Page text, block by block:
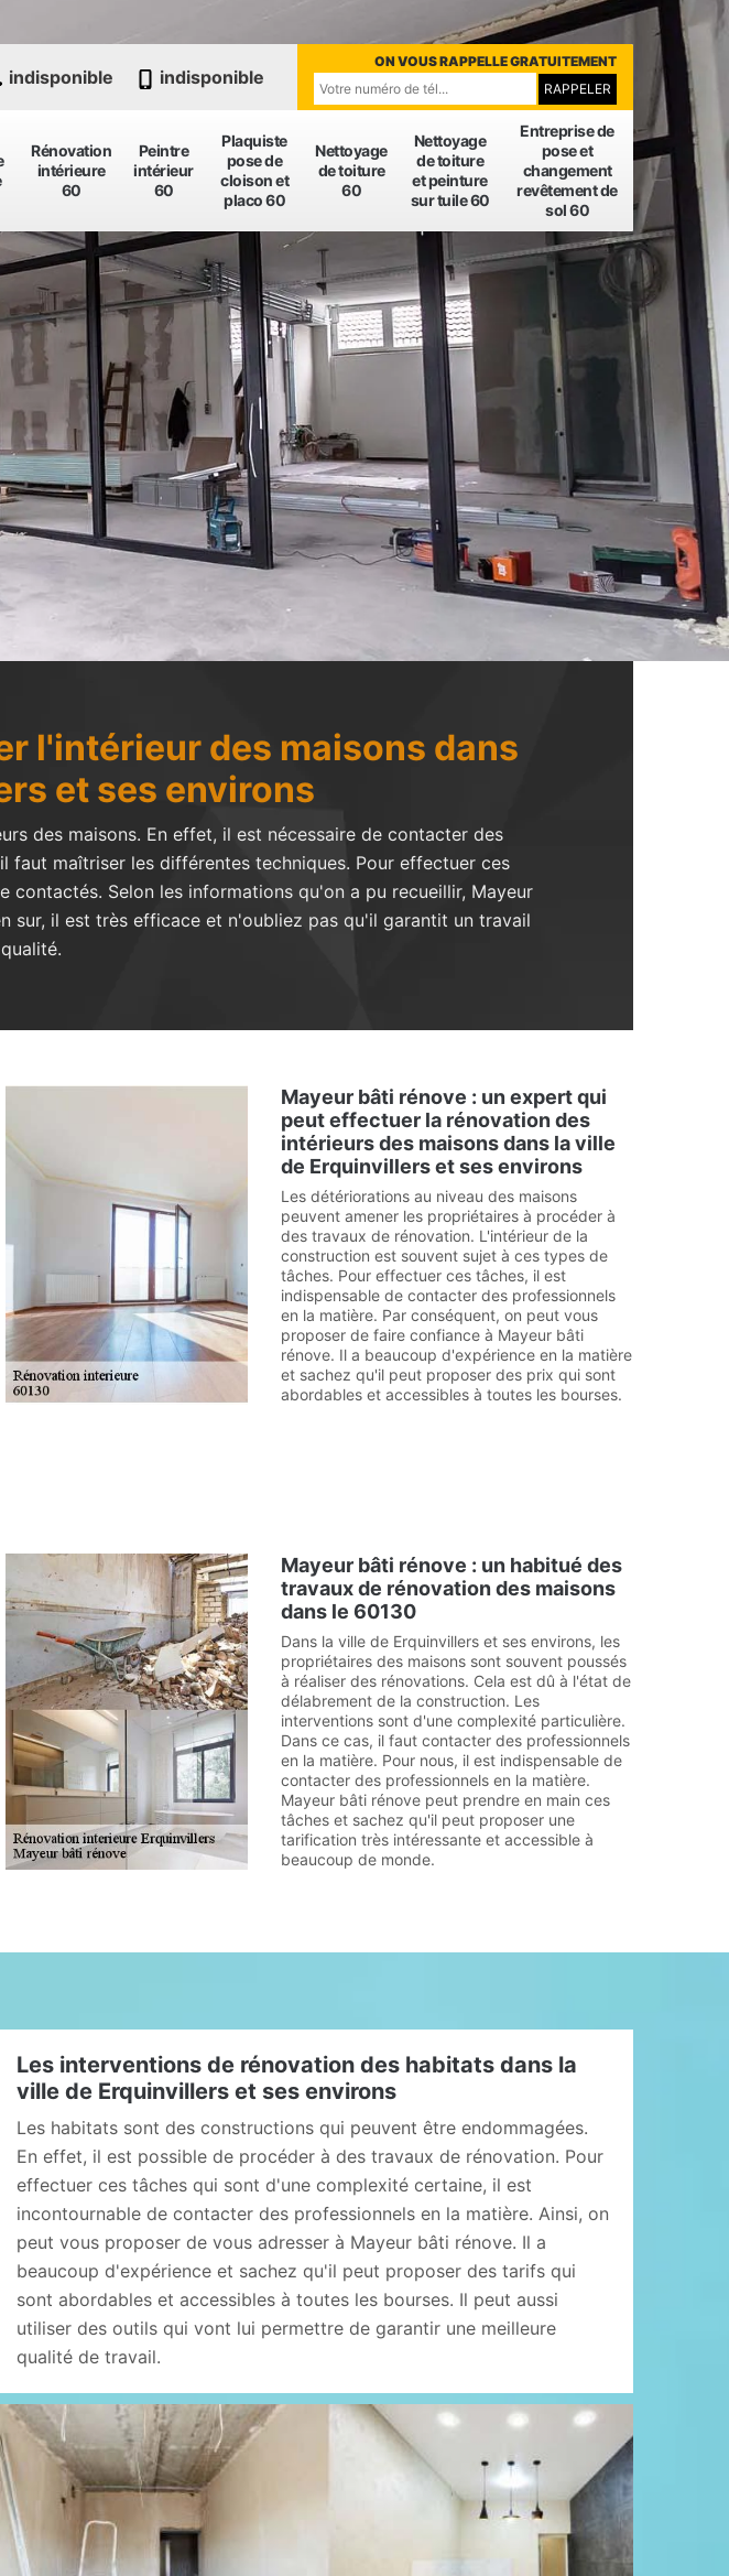
Rénovation
intérieure
60
Peintre
intérieur
60
Plaquiste
pose de
cloison et
placo 60
Nettoyage
de toiture
60
Nettoyage
de toiture
et peinture
sur tuile 60
Entreprise de
pose et
changement
revêtement de
sol 60
indisponible indisponible
ON VOUS RAPPELLE GRATUITEMENT
l'intérieur des maisons dans
et ses environs
des maisons. En effet, il est nécessaire de contacter des
maîtriser les différentes techniques. Pour effectuer ces
Selon les informations qu'on a pu recueillir, Mayeur
sur, il est très efficace et n'oubliez pas qu'il garantit un travail
Mayeur bâti rénove : un expert qui
peut effectuer la rénovation des
intérieurs des maisons dans la ville
de Erquinvillers et ses environs
Les détériorations au niveau des maisons
peuvent amener les propriétaires à procéder à
des travaux de rénovation. L'intérieur de la
construction est souvent sujet à ces types de
tâches. Pour effectuer ces tâches, il est
indispensable de contacter des professionnels
en la matière. Par conséquent, on peut vous
proposer de faire confiance à Mayeur bâti
rénove. Il a beaucoup d'expérience en la matière
et sachez qu'il peut proposer des prix qui sont
abordables et accessibles à toutes les bourses.
Mayeur bâti rénove : un habitué des
travaux de rénovation des maisons
dans le 60130
Dans la ville de Erquinvillers et ses environs, les
propriétaires des maisons sont souvent poussés
à réaliser des rénovations. Cela est dû à l'état de
délabrement de la construction. Les
interventions sont d'une complexité particulière.
Dans ce cas, il faut contacter des professionnels
en la matière. Pour nous, il est indispensable de
contacter des professionnels en la matière.
Mayeur bâti rénove peut prendre en main ces
tâches et sachez qu'il peut proposer une
tarification très intéressante et accessible à
beaucoup de monde.
Les interventions de rénovation des habitats dans la
ville de Erquinvillers et ses environs
Les habitats sont des constructions qui peuvent être endommagées.
En effet, il est possible de procéder à des travaux de rénovation. Pour
effectuer ces tâches qui sont d'une complexité certaine, il est
incontournable de contacter des professionnels en la matière. Ainsi, on
peut vous proposer de vous adresser à Mayeur bâti rénove. Il a
beaucoup d'expérience et sachez qu'il peut proposer des tarifs qui
sont abordables et accessibles à toutes les bourses. Il peut aussi
utiliser des outils qui vont lui permettre de garantir une meilleure
qualité de travail.